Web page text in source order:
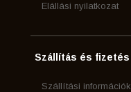
Elállási nyilatkozat
Szállítás és fizetés
Szállítási információk